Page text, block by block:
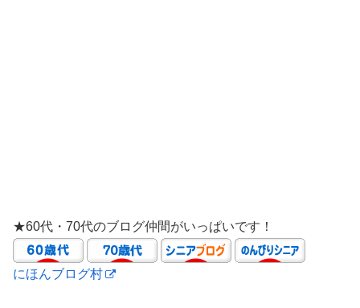
★60代・70代のブログ仲間がいっぱいです！
にほんブログ村